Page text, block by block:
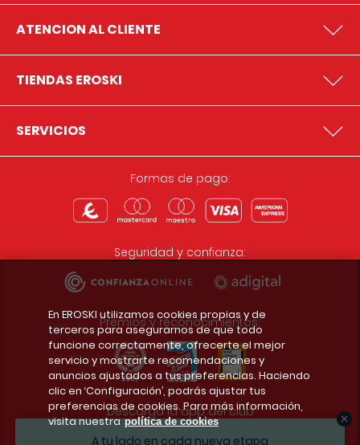
A tu lado en cada nueva etapa
ATENCION AL CLIENTE
TIENDAS EROSKI
SERVICIOS
Formas de pago:
Seguridad y confianza:
Premios y reconocimientos:
Descarga la app del club
En EROSKI utilizamos cookies propias y de
terceros para asegurarnos de que todo
funcione correctamente, ofrecerte el mejor
servicio y mostrarte recomendaciones y
anuncios ajustados a tus preferencias. Haciendo
clic en ‘Configuración’, podrás ajustar tus
preferencias de cookies. Para más información,
visita nuestra política de cookies